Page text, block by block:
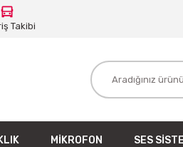
Takibi
MİKROFON SES